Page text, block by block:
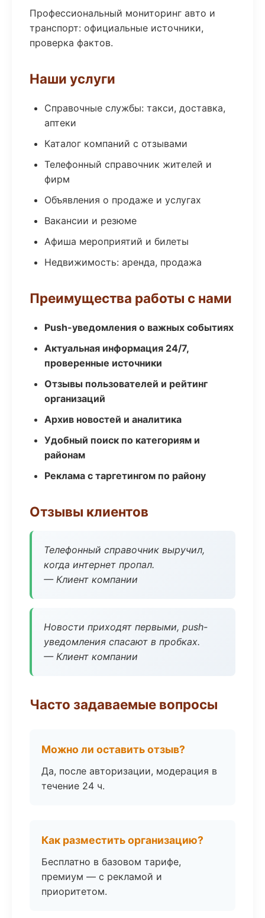
Профессиональный мониторинг авто и
транспорт: официальные источники,
проверка фактов.
Наши услуги
Справочные службы: такси, доставка,
аптеки
Каталог компаний с отзывами
Телефонный справочник жителей и
фирм
Объявления о продаже и услугах
Вакансии и резюме
Афиша мероприятий и билеты
Недвижимость: аренда, продажа
Преимущества работы с нами
Push-уведомления о важных событиях
Актуальная информация 24/7,
проверенные источники
Отзывы пользователей и рейтинг
организаций
Архив новостей и аналитика
Удобный поиск по категориям и
районам
Реклама с таргетингом по району
Отзывы клиентов
Телефонный справочник выручил,
когда интернет пропал.
— Клиент компании
Новости приходят первыми, push-
уведомления спасают в пробках.
— Клиент компании
Часто задаваемые вопросы
Можно ли оставить отзыв?
Да, после авторизации, модерация в
течение 24 ч.
Как разместить организацию?
Бесплатно в базовом тарифе,
премиум — с рекламой и
приоритетом.